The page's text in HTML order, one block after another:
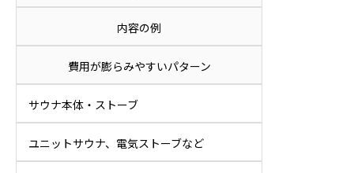
内容の例
費用が膨らみやすいパターン
サウナ本体・ストーブ
ユニットサウナ、電気ストーブなど